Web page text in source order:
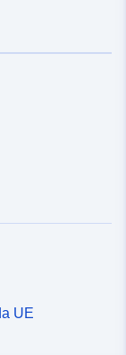
UE